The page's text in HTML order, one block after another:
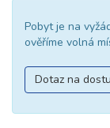
Pobyt je na
ověříme volná
Dotaz na